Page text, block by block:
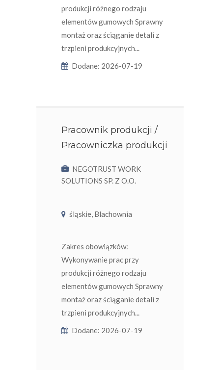
produkcji różnego rodzaju
elementów gumowych Sprawny
montaż oraz ściąganie detali z
trzpieni produkcyjnych...
Dodane: 2026-07-19
Pracownik produkcji /
Pracowniczka produkcji
NEGOTRUST WORK
SOLUTIONS SP. Z O.O.
śląskie, Blachownia
Zakres obowiązków:
Wykonywanie prac przy
produkcji różnego rodzaju
elementów gumowych Sprawny
montaż oraz ściąganie detali z
trzpieni produkcyjnych...
Dodane: 2026-07-19